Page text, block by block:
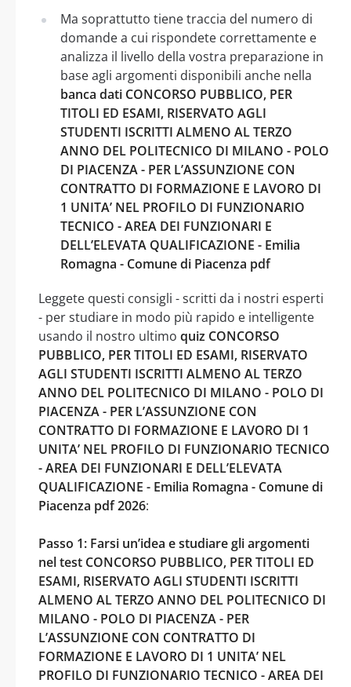
Ma soprattutto tiene traccia del numero di
domande a cui rispondete correttamente e
analizza il livello della vostra preparazione in
base agli argomenti disponibili anche nella
banca dati CONCORSO PUBBLICO, PER
TITOLI ED ESAMI, RISERVATO AGLI
STUDENTI ISCRITTI ALMENO AL TERZO
ANNO DEL POLITECNICO DI MILANO - POLO
DI PIACENZA - PER L’ASSUNZIONE CON
CONTRATTO DI FORMAZIONE E LAVORO DI
1 UNITA’ NEL PROFILO DI FUNZIONARIO
TECNICO - AREA DEI FUNZIONARI E
DELL’ELEVATA QUALIFICAZIONE - Emilia
Romagna - Comune di Piacenza pdf
Leggete questi consigli - scritti da i nostri esperti
- per studiare in modo più rapido e intelligente
usando il nostro ultimo quiz CONCORSO
PUBBLICO, PER TITOLI ED ESAMI, RISERVATO
AGLI STUDENTI ISCRITTI ALMENO AL TERZO
ANNO DEL POLITECNICO DI MILANO - POLO DI
PIACENZA - PER L’ASSUNZIONE CON
CONTRATTO DI FORMAZIONE E LAVORO DI 1
UNITA’ NEL PROFILO DI FUNZIONARIO TECNICO
- AREA DEI FUNZIONARI E DELL’ELEVATA
QUALIFICAZIONE - Emilia Romagna - Comune di
Piacenza pdf 2026:
Passo 1: Farsi un’idea e studiare gli argomenti
nel test CONCORSO PUBBLICO, PER TITOLI ED
ESAMI, RISERVATO AGLI STUDENTI ISCRITTI
ALMENO AL TERZO ANNO DEL POLITECNICO DI
MILANO - POLO DI PIACENZA - PER
L’ASSUNZIONE CON CONTRATTO DI
FORMAZIONE E LAVORO DI 1 UNITA’ NEL
PROFILO DI FUNZIONARIO TECNICO - AREA DEI